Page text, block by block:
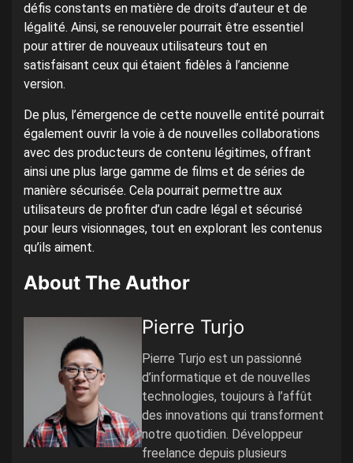
défis constants en matière de droits d’auteur et de
légalité. Ainsi, se renouveler pourrait être essentiel
pour attirer de nouveaux utilisateurs tout en
satisfaisant ceux qui étaient fidèles à l’ancienne
version.
De plus, l’émergence de cette nouvelle entité pourrait
également ouvrir la voie à de nouvelles collaborations
avec des producteurs de contenu légitimes, offrant
ainsi une plus large gamme de films et de séries de
manière sécurisée. Cela pourrait permettre aux
utilisateurs de profiter d’un cadre légal et sécurisé
pour leurs visionnages, tout en explorant les contenus
qu’ils aiment.
About The Author
Pierre Turjo
Pierre Turjo est un passionné
d’informatique et de nouvelles
technologies, toujours à l’affût
des innovations qui transforment
notre quotidien. Développeur
freelance depuis plusieurs